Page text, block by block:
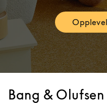
Bang &